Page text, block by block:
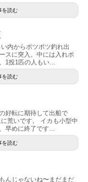
を読む
内からポツポツ釣れ出
スに突入。中には入れポ
1投1匹の人もい...
を読む
好転に期待して出船で
荒いです。 イカも小型中
早めに終了です...
を読む
んじゃないね〜まだまだ